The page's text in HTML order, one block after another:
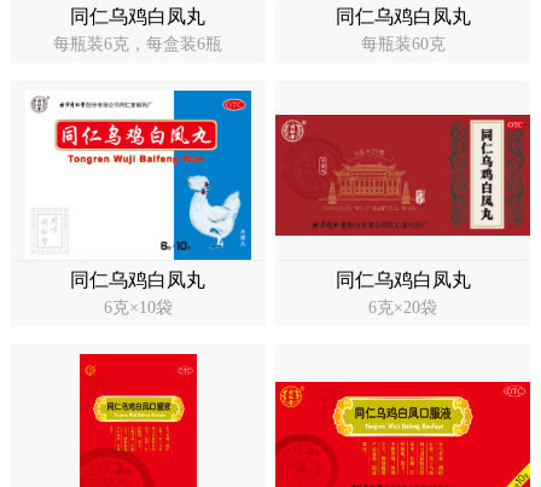
同仁乌鸡白凤丸
每瓶装6克，每盒装6瓶
同仁乌鸡白凤丸
每瓶装60克
同仁乌鸡白凤丸
6克×10袋
同仁乌鸡白凤丸
6克×20袋